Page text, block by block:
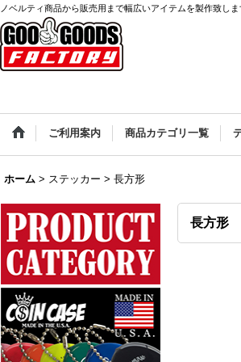
ノベルティ商品から販売用まで幅広いアイテムを製作致しま
ご利用案内 商品カテゴリ一覧
ホーム > ステッカー > 長方形
長方形